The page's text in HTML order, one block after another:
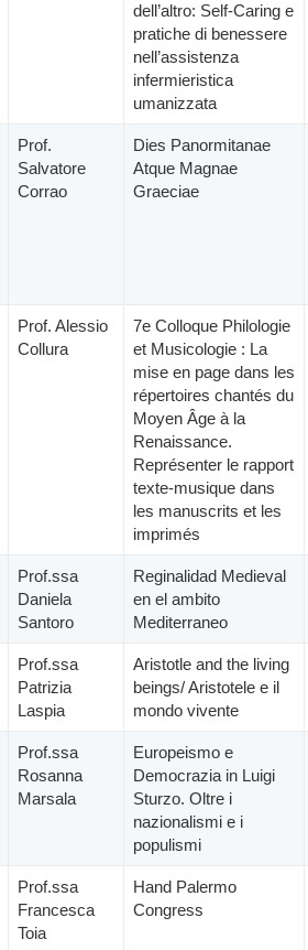
dell’altro: Self-Caring e
pratiche di benessere
nell’assistenza
infermieristica
umanizzata
Prof.
Salvatore
Corrao
Dies Panormitanae
Atque Magnae
Graeciae
Prof. Alessio
Collura
7e Colloque Philologie
et Musicologie : La
mise en page dans les
répertoires chantés du
Moyen Âge à la
Renaissance.
Représenter le rapport
texte-musique dans
les manuscrits et les
imprimés
Prof.ssa
Daniela
Santoro
Reginalidad Medieval
en el ambito
Mediterraneo
Prof.ssa
Patrizia
Laspia
Aristotle and the living
beings/ Aristotele e il
mondo vivente
Prof.ssa
Rosanna
Marsala
Europeismo e
Democrazia in Luigi
Sturzo. Oltre i
nazionalismi e i
populismi
Prof.ssa
Francesca
Toia
Hand Palermo
Congress